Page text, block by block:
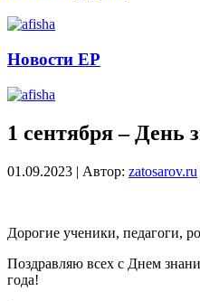
Новости ЕР
1 сентября – День
01.09.2023 | Автор: zatosarov.ru
Дорогие ученики, педагоги,
Поздравляю всех с Днем
года!